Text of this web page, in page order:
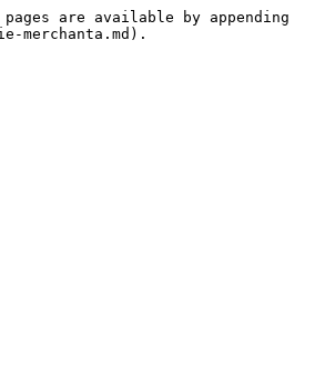
are available by appending
merchanta.md).